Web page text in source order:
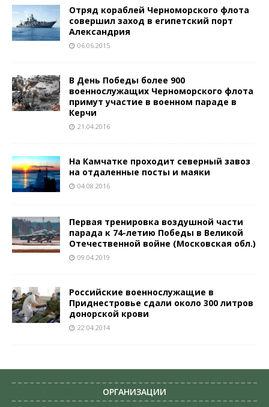
Отряд кораблей Черноморского флота
совершил заход в египетский порт
Александрия
06.06.2015
В День Победы более 900
военнослужащих Черноморского флота
примут участие в военном параде в
Керчи
21.04.2016
На Камчатке проходит северный завоз
на отдаленные посты и маяки
04.08.2016
Первая тренировка воздушной части
парада к 74-летию Победы в Великой
Отечественной войне (Московская обл.)
09.04.2019
Российские военнослужащие в
Приднестровье сдали около 300 литров
донорской крови
22.04.2014
ОРГАНИЗАЦИИ